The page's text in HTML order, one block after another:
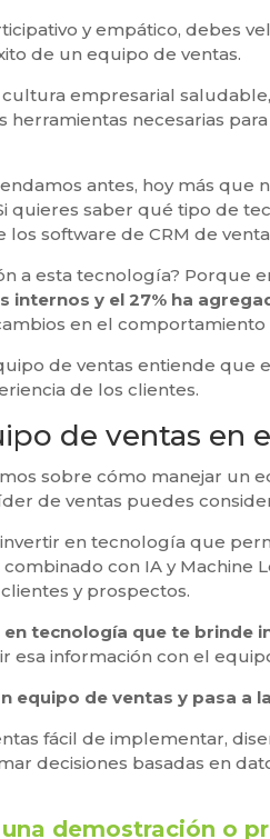
y empático, debes
de un equipo de ventas.
empresarial
herramientas necesarias
antes, hoy más que
quieres saber qué tipo de
software de CRM de
a esta tecnología? Porque
internos y el 27% ha
en el
de ventas entiende que
de los clientes.
de ventas en
sobre cómo manejar un
de ventas puedes
en tecnología que
con IA y Machine
y prospectos.
en tecnología que te brinde
esa información con el
equipo de ventas y pasa a
fácil de implementar,
decisiones basadas en
una demostración o